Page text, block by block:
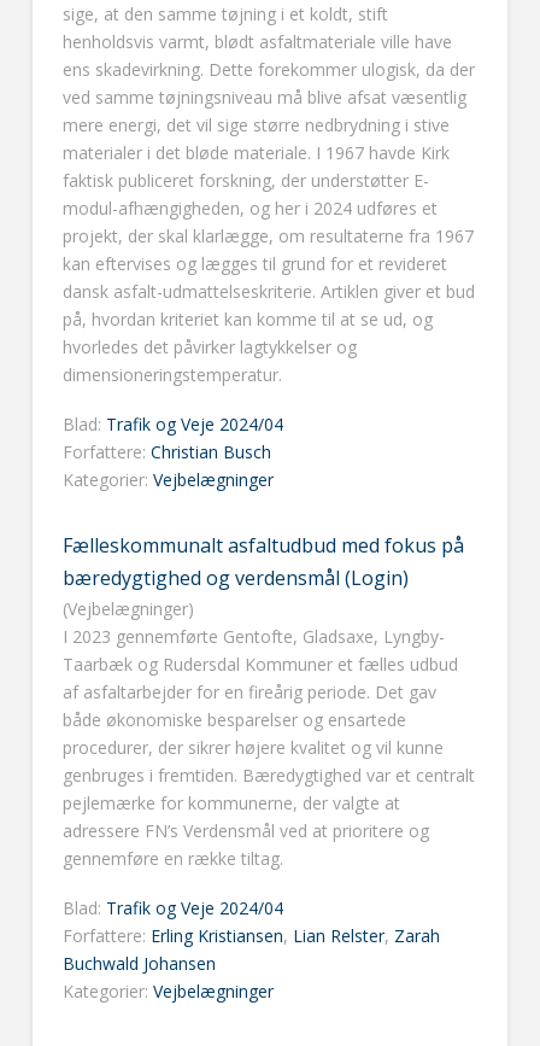
sige, at den samme tøjning i et koldt, stift
henholdsvis varmt, blødt asfaltmateriale ville have
ens skadevirkning. Dette forekommer ulogisk, da der
ved samme tøjningsniveau må blive afsat væsentlig
mere energi, det vil sige større nedbrydning i stive
materialer i det bløde materiale. I 1967 havde Kirk
faktisk publiceret forskning, der understøtter E-
modul-afhængigheden, og her i 2024 udføres et
projekt, der skal klarlægge, om resultaterne fra 1967
kan eftervises og lægges til grund for et revideret
dansk asfalt-udmattelseskriterie. Artiklen giver et bud
på, hvordan kriteriet kan komme til at se ud, og
hvorledes det påvirker lagtykkelser og
dimensioneringstemperatur.
Blad: Trafik og Veje 2024/04
Forfattere: Christian Busch
Kategorier: Vejbelægninger
Fælleskommunalt asfaltudbud med fokus på
bæredygtighed og verdensmål (Login)
(Vejbelægninger)
I 2023 gennemførte Gentofte, Gladsaxe, Lyngby-
Taarbæk og Rudersdal Kommuner et fælles udbud
af asfaltarbejder for en fireårig periode. Det gav
både økonomiske besparelser og ensartede
procedurer, der sikrer højere kvalitet og vil kunne
genbruges i fremtiden. Bæredygtighed var et centralt
pejlemærke for kommunerne, der valgte at
adressere FN’s Verdensmål ved at prioritere og
gennemføre en række tiltag.
Blad: Trafik og Veje 2024/04
Forfattere: Erling Kristiansen, Lian Relster, Zarah
Buchwald Johansen
Kategorier: Vejbelægninger